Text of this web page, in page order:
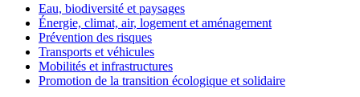
Eau, biodiversité et paysages
Énergie, climat, air, logement et aménagement
Prévention des risques
Transports et véhicules
Mobilités et infrastructures
Promotion de la transition écologique et solidaire